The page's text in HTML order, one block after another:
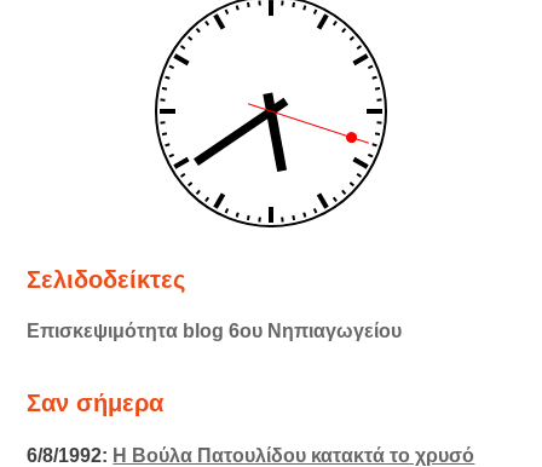
Σελιδοδείκτες
Επισκεψιμότητα blog 6ου Νηπιαγωγείου
Σαν σήμερα
6/8/1992: Η Βούλα Πατουλίδου κατακτά το χρυσό